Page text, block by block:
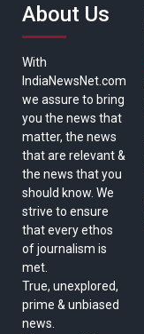
About Us
With
IndiaNewsNet.com
we assure to bring
you the news that
matter, the news
that are relevant &
the news that you
should know. We
strive to ensure
that every ethos
of journalism is
met.
True, unexplored,
prime & unbiased
news.